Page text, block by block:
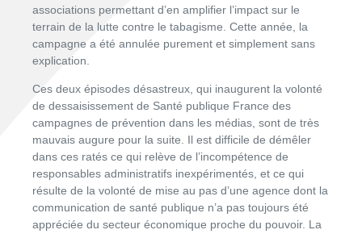
associations permettant d’en amplifier l’impact sur le
terrain de la lutte contre le tabagisme. Cette année, la
campagne a été annulée purement et simplement sans
explication.
Ces deux épisodes désastreux, qui inaugurent la volonté
de dessaisissement de Santé publique France des
campagnes de prévention dans les médias, sont de très
mauvais augure pour la suite. Il est difficile de démêler
dans ces ratés ce qui relève de l’incompétence de
responsables administratifs inexpérimentés, et ce qui
résulte de la volonté de mise au pas d’une agence dont la
communication de santé publique n’a pas toujours été
appréciée du secteur économique proche du pouvoir. La